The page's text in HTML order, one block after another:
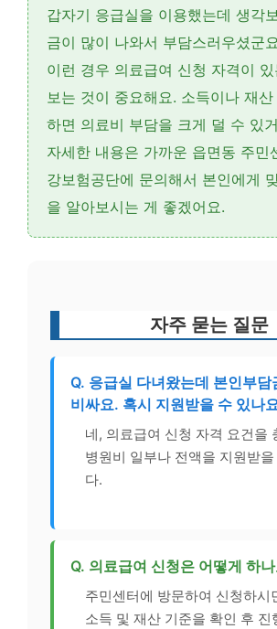
갑자기 응급실을 이용했는데 생각
금이 많이 나와서 부담스러우셨군
이런 경우 의료급여 신청 자격이
보는 것이 중요해요. 소득이나 재
하면 의료비 부담을 크게 덜 수 있
자세한 내용은 가까운 읍면동 주민
강보험공단에 문의해서 본인에게
을 알아보시는 게 좋겠어요.
자주 묻는 질문
Q. 응급실 다녀왔는데 본인부담
비싸요. 혹시 지원받을 수 있나
네, 의료급여 신청 자격 요건을
병원비 일부나 전액을 지원받
다.
Q. 의료급여 신청은 어떻게 하
주민센터에 방문하여 신청하시
소득 및 재산 기준을 확인 후 진